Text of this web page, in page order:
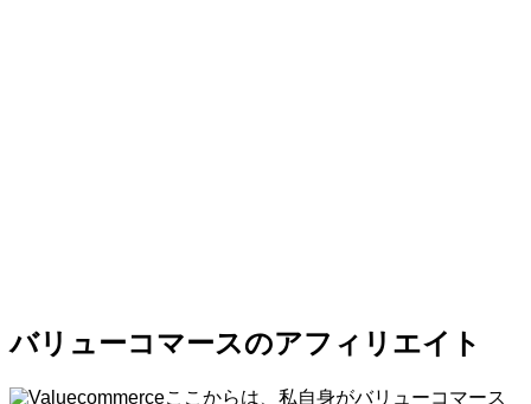
バリューコマースのアフィリエイト
ここからは、私自身がバリューコマース